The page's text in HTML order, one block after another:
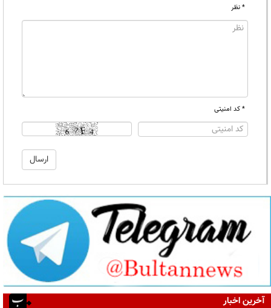
* نظر
* کد امنیتی
آخرین اخبار